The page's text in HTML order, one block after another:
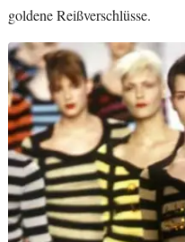
goldene Reißverschlüsse.